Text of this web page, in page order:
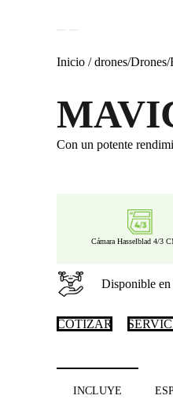
Inicio /drones/Drones/
Con un potente
Cámara Hasselblad 4/3
Disponible
COTIZAR
INCLUYE